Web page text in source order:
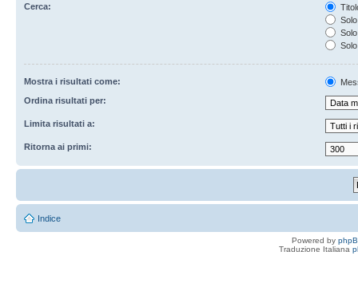
Cerca:
Mostra i risultati come:
Ordina risultati per:
Limita risultati a:
Ritorna ai primi:
Indice
Powered by
Traduzione Italiana